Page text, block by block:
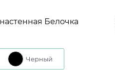
Белочка
Черный